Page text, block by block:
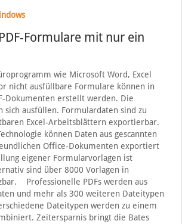
Formulare mit nur ein
wie Microsoft Word, Excel
nicht ausfüllbare Formulare können in
Dokumenten erstellt werden. Die
sich ausfüllen. Formulardaten sind zu
Excel-Arbeitsblättern exportierbar.
können Daten aus gescannten
Office-Dokumenten exportiert
eigener Formularvorlagen ist
sind über 8000 Vorlagen in
Professionelle PDFs werden aus
und mehr als 300 weiteren Dateitypen
Dateitypen werden zu einem
Zeitersparnis bringt die Bates